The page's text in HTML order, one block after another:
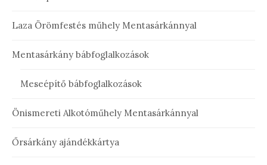
Laza Örömfestés műhely Mentasárkánnyal
Mentasárkány bábfoglalkozások
Meseépítő bábfoglalkozások
Önismereti Alkotóműhely Mentasárkánnyal
Őrsárkány ajándékkártya